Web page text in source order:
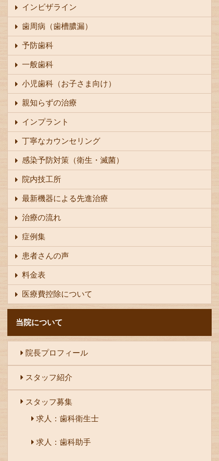
インビザライン
歯周病（歯槽膿漏）
予防歯科
一般歯科
小児歯科（お子さま向け）
親知らずの治療
インプラント
丁寧なカウンセリング
感染予防対策（衛生・滅菌）
院内技工所
最新機器による先進治療
治療の流れ
症例集
患者さんの声
料金表
医療費控除について
当院について
院長プロフィール
スタッフ紹介
スタッフ募集
求人：歯科衛生士
求人：歯科助手